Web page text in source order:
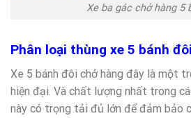
Xe ba gác chở hàng 5
Phân loại thùng xe 5 bánh
Xe 5 bánh đôi chở hàng đây là một
hiện đại. Và chất lượng nhất trong
này có trọng tải đủ lớn để đảm bảo